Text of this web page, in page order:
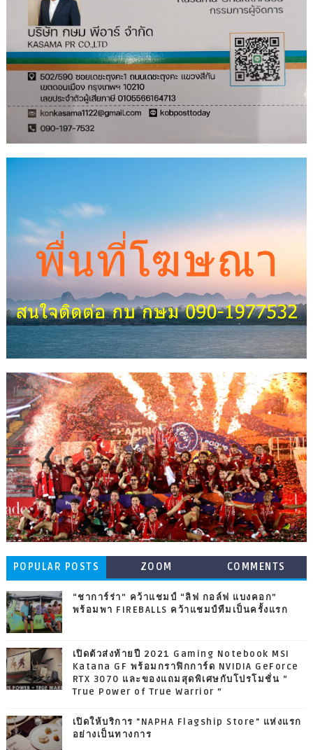
POPULAR POSTS ZOOM COMMENTS
“ชาการ์ร่า” คว้าแชมป์ “ลิฟ กอล์ฟ แบงคอก”
พร้อมพา FIREBALLS คว้าแชมป์ทีมเป็นครั้งแรก
เปิดตัวส่งท้ายปี 2021 Gaming Notebook MSI
Katana GF พร้อมกราฟิกการ์ด NVIDIA GeForce
RTX 3070 และของแถมสุดพิเศษกับโปรโมชั่น “
True Power of True Warrior ”
เปิดให้บริการ "NAPHA Flagship Store" แห่งแรก
อย่างเป็นทางการ